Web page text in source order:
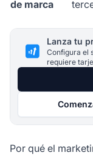
de marca
Lanza tu
Configura el
requiere
Por qué el